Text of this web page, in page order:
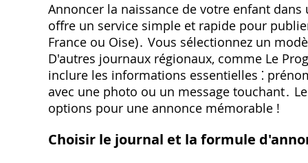
Annoncer la naissance de votre enfant
offre un service simple et rapide pour
France ou Oise)․ Vous sélectionnez un
D'autres journaux régionaux, comme Le
inclure les informations essentielles ⁚
avec une photo ou un message touchant․
options pour une annonce mémorable !
Choisir le journal et la formule